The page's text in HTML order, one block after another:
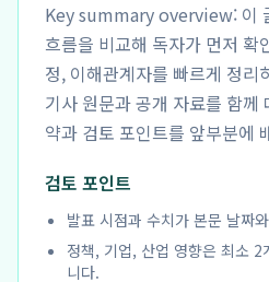
Key summary overview: 이
흐름을 비교해 독자가 먼저 확
정, 이해관계자를 빠르게 정리
기사 원문과 공개 자료를 함께
약과 검토 포인트를 앞부분에
검토 포인트
발표 시점과 수치가 본문 날짜
정책, 기업, 산업 영향은 최소 2
니다.